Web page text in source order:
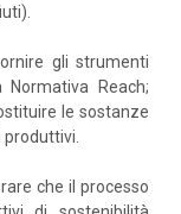
gli strumenti
Reach;
le sostanze
produttivi.
che il processo